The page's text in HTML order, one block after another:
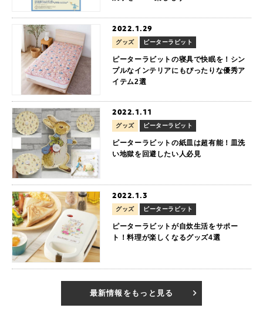
2022.1.29
グッズ ピーターラビット
ピーターラビットの寝具で快眠を！シン
プルなインテリアにもぴったりな優秀ア
イテム2選
2022.1.11
グッズ ピーターラビット
ピーターラビットの紙皿は超有能！皿洗
い地獄を回避したい人必見
2022.1.3
グッズ ピーターラビット
ピーターラビットが自炊生活をサポー
ト！料理が楽しくなるグッズ4選
最新情報をもっと見る